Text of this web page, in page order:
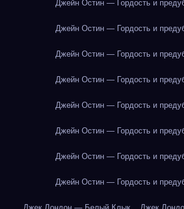
Джейн Остин — Гордость и
Джейн Остин — Гордость и
Джейн Остин — Гордость и
Джейн Остин — Гордость и
Джейн Остин — Гордость и
Джейн Остин — Гордость и
Джейн Остин — Гордость и
Джейн Остин — Гордость и